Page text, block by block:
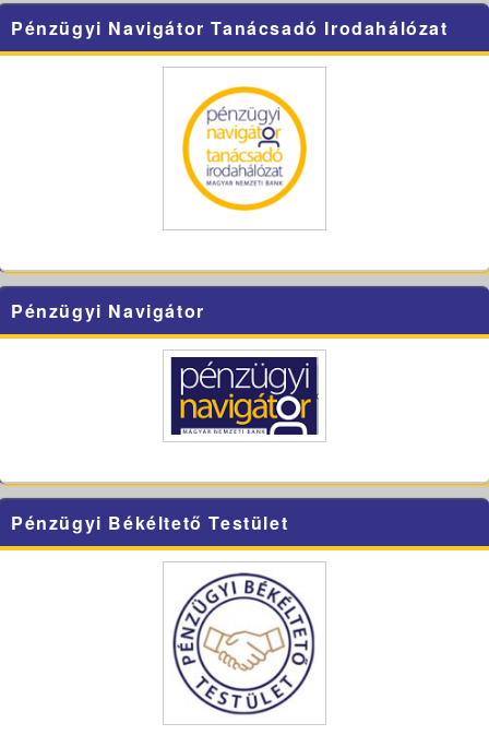
Pénzügyi Navigátor Tanácsadó Irodahálózat
Pénzügyi Navigátor
Pénzügyi Békéltető Testület